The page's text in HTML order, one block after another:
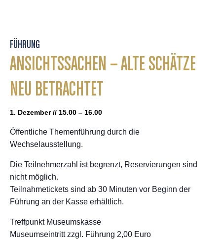
FÜHRUNG
ANSICHTSSACHEN – ALTE SCHÄTZE
NEU BETRACHTET
1. Dezember // 15.00 – 16.00
Öffentliche Themenführung durch die
Wechselausstellung.
Die Teilnehmerzahl ist begrenzt, Reservierungen sind
nicht möglich.
Teilnahmetickets sind ab 30 Minuten vor Beginn der
Führung an der Kasse erhältlich.
Treffpunkt Museumskasse
Museumseintritt zzgl. Führung 2,00 Euro